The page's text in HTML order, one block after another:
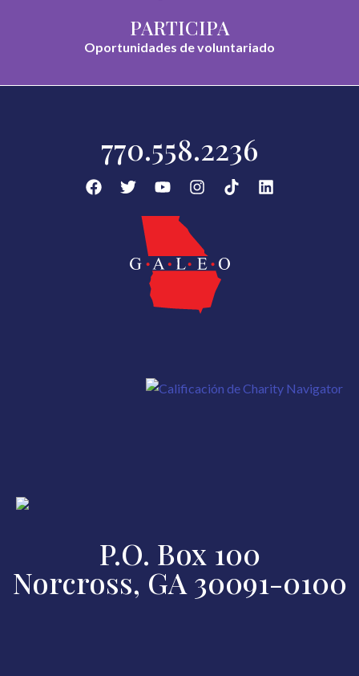
PARTICIPA
Oportunidades de voluntariado
770.558.2236
P.O. Box 100
Norcross, GA 30091-0100